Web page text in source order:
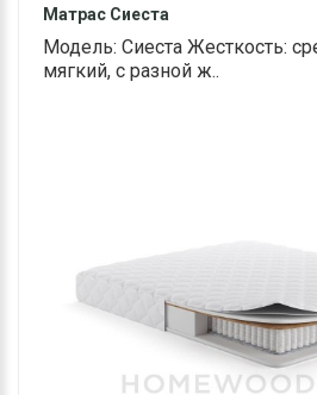
Матрас Сиеста
Модель: Сиеста Жесткость:
мягкий, с разной ж..